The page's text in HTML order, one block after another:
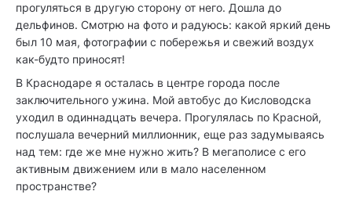
прогуляться в другую сторону от него. Дошла до
дельфинов. Смотрю на фото и радуюсь: какой яркий день
был 10 мая, фотографии с побережья и свежий воздух
как-будто приносят!
В Краснодаре я осталась в центре города после
заключительного ужина. Мой автобус до Кисловодска
уходил в одиннадцать вечера. Прогулялась по Красной,
послушала вечерний миллионник, еще раз задумываясь
над тем: где же мне нужно жить? В мегаполисе с его
активным движением или в мало населенном
пространстве?